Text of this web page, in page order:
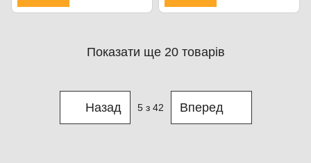
Показати ще 20 товарів
Назад 5з 42 Вперед